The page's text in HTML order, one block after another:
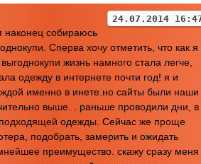
24.07.2014
наконец собираюсь
Сперва хочу отметить, что как я
жизнь намного стала легче,
одежду в интернете почти год! я и
именно в инете.но сайты были наши
выше. . раньше проводили дни, в
одежды. Сейчас же проще
подобрать, замерить и ожидать
преимущество. скажу сразу меня